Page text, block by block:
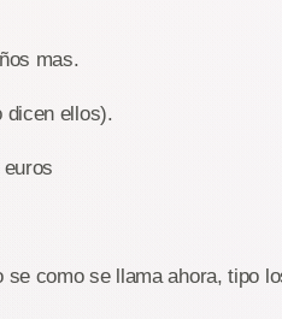
mas.
dicen ellos).
como se llama ahora, tipo